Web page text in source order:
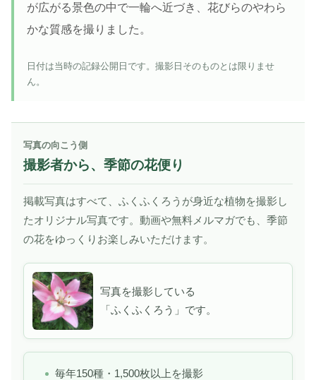
が広がる景色の中で一輪へ近づき、花びらのやわら
かな質感を撮りました。
日付は当時の記録公開日です。撮影日そのものとは限りませ
ん。
写真の向こう側
撮影者から、季節の花便り
掲載写真はすべて、ふくふくろうが身近な植物を撮影し
たオリジナル写真です。動画や無料メルマガでも、季節
の花をゆっくりお楽しみいただけます。
写真を撮影している
「ふくふくろう」です。
毎年150種・1,500枚以上を撮影